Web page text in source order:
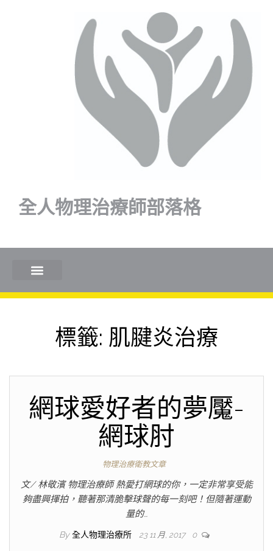
全人物理治療師部落格
標籤: 肌腱炎治療
網球愛好者的夢魘-
網球肘
物理治療衛教文章
文/ 林敬濱 物理治療師 熱愛打網球的你，一定非常享受能
夠盡興揮拍，聽著那清脆擊球聲的每一刻吧！但隨著運動
量的…
By 全人物理治療所 23 11 月, 2017 0